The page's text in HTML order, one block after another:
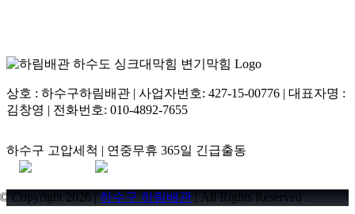
상호 : 하수구하림배관 | 사업자번호: 427-15-00776 | 대표자명 :
김창영 | 전화번호: 010-4892-7655
하수구 고압세척 | 연중무휴 365일 긴급출동
© Copyright 2026 |하수구 하림배관 | All Rights Reserved .